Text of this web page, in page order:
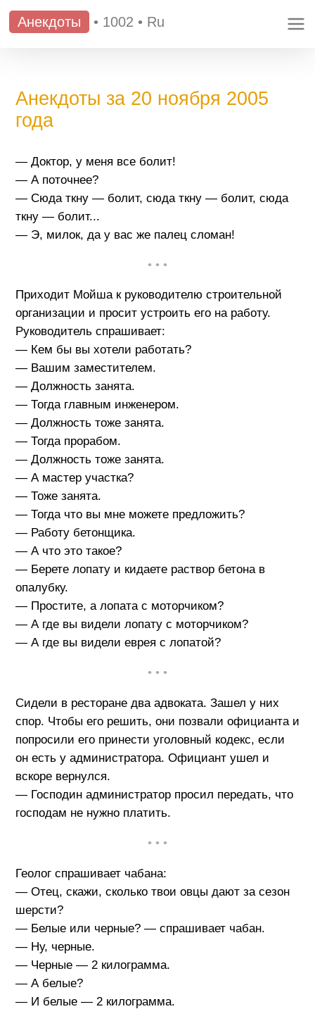
Анекдоты • 1002 • Ru
Анекдоты за 20 ноября 2005
года
— Доктор, у меня все болит!
— А поточнее?
— Сюда ткну — болит, сюда ткну — болит, сюда
ткну — болит...
— Э, милок, да у вас же палец сломан!
• • •
Приходит Мойша к руководителю строительной
организации и просит устроить его на работу.
Руководитель спрашивает:
— Кем бы вы хотели работать?
— Вашим заместителем.
— Должность занята.
— Тогда главным инженером.
— Должность тоже занята.
— Тогда прорабом.
— Должность тоже занята.
— А мастер участка?
— Тоже занята.
— Тогда что вы мне можете предложить?
— Работу бетонщика.
— А что это такое?
— Берете лопату и кидаете раствор бетона в
опалубку.
— Простите, а лопата с моторчиком?
— А где вы видели лопату с моторчиком?
— А где вы видели еврея с лопатой?
• • •
Сидели в ресторане два адвоката. Зашел у них
спор. Чтобы его решить, они позвали официанта и
попросили его принести уголовный кодекс, если
он есть у администратора. Официант ушел и
вскоре вернулся.
— Господин администратор просил передать, что
господам не нужно платить.
• • •
Геолог спрашивает чабана:
— Отец, скажи, сколько твои овцы дают за сезон
шерсти?
— Белые или черные? — спрашивает чабан.
— Ну, черные.
— Черные — 2 килограмма.
— А белые?
— И белые — 2 килограмма.